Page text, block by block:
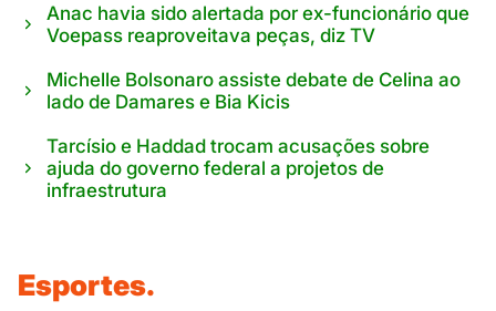
Anac havia sido alertada por ex-funcionário que
Voepass reaproveitava peças, diz TV
Michelle Bolsonaro assiste debate de Celina ao
lado de Damares e Bia Kicis
Tarcísio e Haddad trocam acusações sobre
ajuda do governo federal a projetos de
infraestrutura
Esportes.